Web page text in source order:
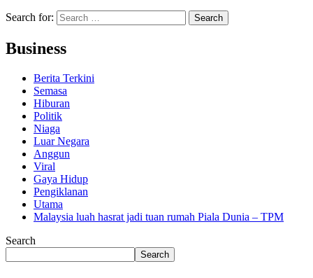
Search for:
Business
Berita Terkini
Semasa
Hiburan
Politik
Niaga
Luar Negara
Anggun
Viral
Gaya Hidup
Pengiklanan
Utama
Malaysia luah hasrat jadi tuan rumah Piala Dunia – TPM
Search
Search